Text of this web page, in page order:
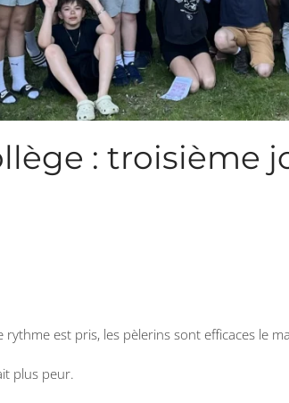
: troisième
est pris, les pèlerins sont efficaces le
plus peur.